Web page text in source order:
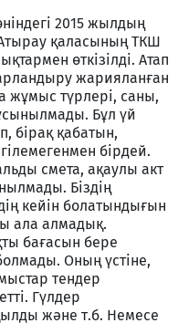
2015 жылдың
қаласының ТКШ
өткізілді. Атап
жарияланған
жұмыс түрлері, саны,
Бұл үй
бірақ қабатын,
бірдей.
смета, ақаулы акт
Біздің
кейін болатындығын
ала алмадық.
бағасын бере
Оның үстіне,
тендер
Гүлдер
және т.б. Немесе